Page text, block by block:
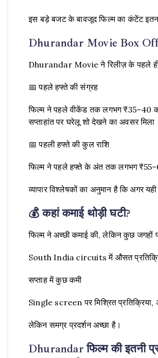
इस बड़े बजट के बावजूद फिल्म का कंटेंट
Dhurandar Movie Box
Dhurandar Movie ने रिलीज़ के पहले ही
📅 पहले हफ्ते की संग्रह
फिल्म ने पहले वीकेंड तक लगभग ₹35–40
सप्ताहांत पर घरेलू शो देखने का अवसर मिला।
📅 पहली हफ्ते की कुल राशि
फिल्म ने पहले हफ्ते के अंत तक लगभग
व्यापार विश्लेषकों का अनुमान है कि अगर
💰 कहां कमाई थोड़ी घटी?
फिल्म ने अच्छी कमाई की, लेकिन कुछ जगहों पर
South India circuits में औसत
सप्ताह में कुछ कमी
Single screen पर मिश्रित प्रतिक्रिया,
लेकिन समग्र प्रदर्शन अच्छा है।
Dhurandar फिल्म की इतनी